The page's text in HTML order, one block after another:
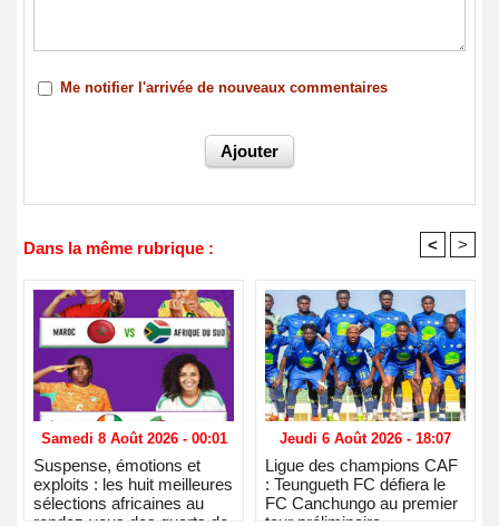
Me notifier l'arrivée de nouveaux commentaires
Dans la même rubrique : < >
Samedi 8 Août 2026 - 00:01
Suspense, émotions et
exploits : les huit meilleures
sélections africaines au
Jeudi 6 Août 2026 - 18:07
Ligue des champions CAF
: Teungueth FC défiera le
FC Canchungo au premier